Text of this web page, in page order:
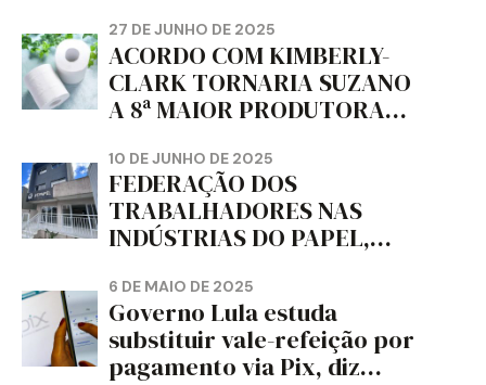
da dignidade sindical.
27 DE JUNHO DE 2025
ACORDO COM KIMBERLY-
CLARK TORNARIA SUZANO
A 8ª MAIOR PRODUTORA
MUNDO, DIZ FITCH
10 DE JUNHO DE 2025
FEDERAÇÃO DOS
TRABALHADORES NAS
INDÚSTRIAS DO PAPEL,
CORTIÇA E ARTEFATOS DE
PAPEL DO ESTADO DO
PARANÁ – FETRAPEL-PR
6 DE MAIO DE 2025
Governo Lula estuda
substituir vale-refeição por
pagamento via Pix, diz